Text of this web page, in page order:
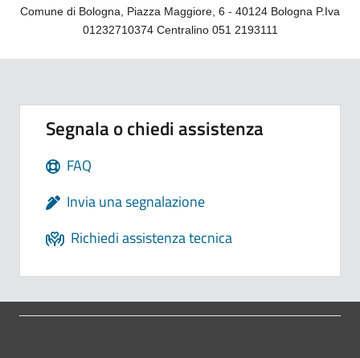
Comune di Bologna, Piazza Maggiore, 6 - 40124 Bologna P.Iva
01232710374 Centralino 051 2193111
Segnala o chiedi assistenza
FAQ
Invia una segnalazione
Richiedi assistenza tecnica